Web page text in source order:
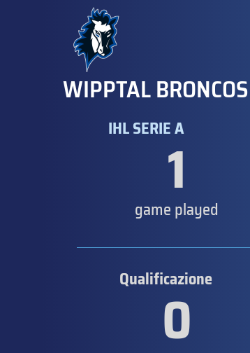
WIPPTAL
IHL SERIE A
1
game played
Qualificazione
0